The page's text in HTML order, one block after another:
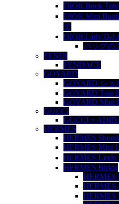
DIOR Book
DIOR Mini
す
DIOR Lady D-
バッグの
FENDI
FENDACE
GOYARD
GOYARD ショ
GOYARD Tote
GOYARD Mini
GUCCI
GUCCI ×
HERMES
HERMES
HERMES Mini
HERMES Lindy
HERMES Birkin
HERMES
HERMES
HERMES